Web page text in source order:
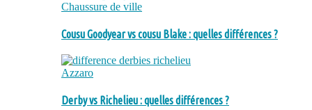
Chaussure de ville
Cousu Goodyear vs cousu Blake : quelles différences ?
Azzaro
Derby vs Richelieu : quelles différences ?